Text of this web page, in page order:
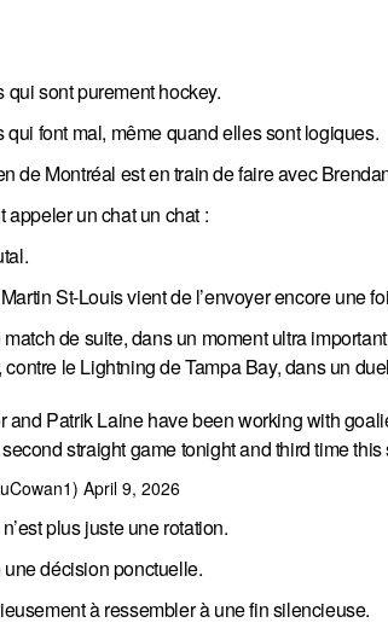
qui sont purement hockey.
qui font mal, même quand elles sont logiques.
de Montréal est en train de faire avec
appeler un chat un chat :
St-Louis vient de l’envoyer encore une
de suite, dans un moment ultra
le Lightning de Tampa Bay, dans un
and Patrik Laine have been working with
straight game tonight and third time
April 9, 2026
plus juste une rotation.
une décision ponctuelle.
à ressembler à une fin silencieuse.